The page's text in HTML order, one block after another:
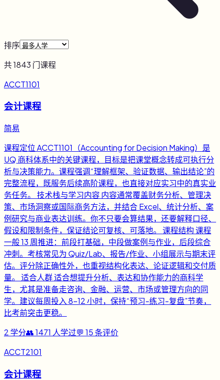
排序
共1843 门课程
ACCT1101
会计课程
简易
课程定位 ACCT1101（Accounting for Decision Making）是
UQ 商科体系中的关键课程，目标是把课堂概念转成可执行分
析与决策能力。课程强调“理解框架、验证数据、输出结论”的
完整流程，既服务后续高阶课程，也直接对应实习中的真实业
务任务。 技术栈与学习内容 内容通常覆盖财务分析、管理决
策、市场洞察或国际商务方法，并结合 Excel、统计分析、案
例研究与商业表达训练。你不只要会算结果，还要解释口径、
假设和限制条件，保证结论可复核、可落地。 课程结构 课程
一般 13 周推进：前段打基础，中段做案例与作业，后段综合
冲刺。考核常见为 Quiz/Lab、报告/作业、小组展示与期末评
估。评分除正确性外，也重视结构化表达、论证逻辑和交付质
量。 适合人群 适合想提升分析、表达和协作能力的商科学
生，尤其是准备走咨询、金融、运营、市场或管理方向的同
学。建议每周投入 8-12 小时，保持“预习-练习-复盘”节奏，
比考前突击更稳。
2 学分👥1471 人学过💬 15条评价
ACCT2101
会计课程